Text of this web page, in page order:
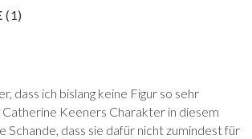
(1)
dass ich bislang keine Figur so sehr
Catherine Keeners Charakter in diesem
Schande, dass sie dafür nicht zumindest für